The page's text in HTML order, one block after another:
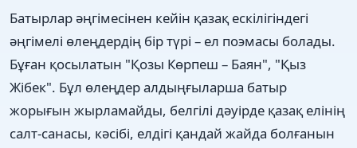
Батырлар әңгімесінен кейін қазақ ескілігіндегі
әңгімелі өлеңдердің бір түрі – ел поэмасы болады.
Бұған қосылатын "Қозы Көрпеш – Баян", "Қыз
Жібек". Бұл өлеңдер алдыңғыларша батыр
жорығын жырламайды, белгілі дәуірде қазақ елінің
салт-санасы, кәсібі, елдігі қандай жайда болғанын